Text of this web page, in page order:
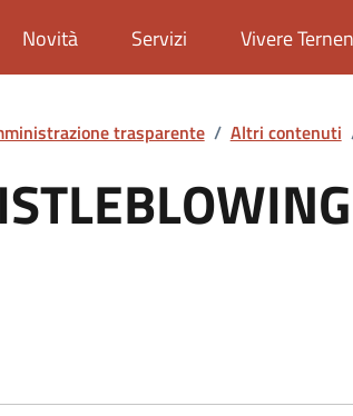
Novità Servizi Vivere
trasparente / Altri contenuti